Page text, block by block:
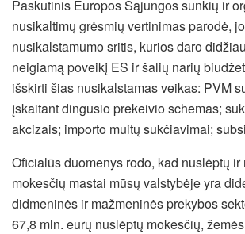
Paskutinis Europos Sąjungos sunkių ir
nusikaltimų grėsmių vertinimas parodė,
nusikalstamumo sritis, kurios daro
neigiamą poveikį ES ir šalių narių
išskirti šias nusikalstamas veikas: PVM
įskaitant dingusio prekeivio schemas;
akcizais; importo muitų sukčiavimai;
Oficialūs duomenys rodo, kad nuslėptų ir
mokesčių mastai mūsų valstybėje yra
didmeninės ir mažmeninės prekybos
67,8 mln. eurų nuslėptų mokesčių,